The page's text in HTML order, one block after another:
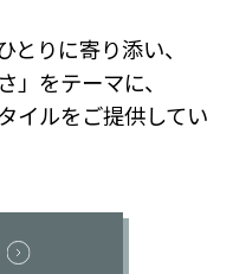
りに寄り添い、
」をテーマに、
イルをご提供してい